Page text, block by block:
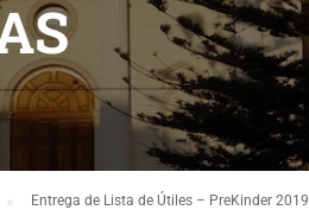
Entrega de Lista de Útiles – PreKinder 2019